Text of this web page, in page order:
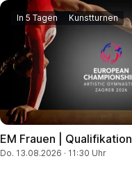
In 5 Tagen Kunstturnen
EM Frauen | Qualifikation
Do. 13.08.2026 · 11:30 Uhr